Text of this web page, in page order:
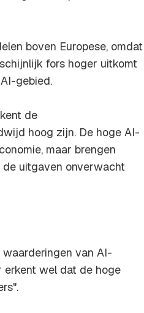
boven Europese, omdat
fors hoger uitkomt
gebied.
de
hoog zijn. De hoge AI-
maar brengen
uitgaven onverwacht
van AI-
erkent wel dat de hoge